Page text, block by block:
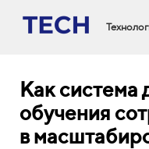
Как система
обучения
в